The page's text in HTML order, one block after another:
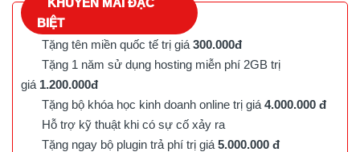
BIỆT
Tặng tên miền quốc tế trị giá 300.000đ
Tặng 1 năm sử dụng hosting miễn phí 2GB trị
giá 1.200.000đ
Tặng bộ khóa học kinh doanh online trị giá 4.000.000 đ
Hỗ trợ kỹ thuật khi có sự cố xảy ra
Tặng ngay bộ plugin trả phí trị giá 5.000.000 đ